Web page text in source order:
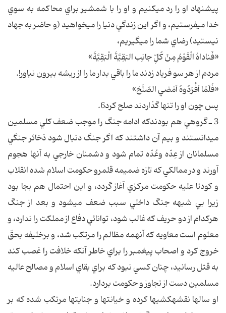
پيشنهاد او را رد مي‎كنيم و او را با شمشير براي محاكمه به سوي
خدا مي‎فرستيم، و اگر اين زندگي دنيا را مي‎خواهيد (و حاضر به جهاد
نيستيد) رضاي شما را مي‎گيريم،
«فَناداهُ الْقَوْمُ مِنْ كُلِّ جانِب البَقِيَّةَ الْبَقِيَّةَ»
مردم از هر سو فرياد زدند ما را باقي بدار ما را از ريشه بيرون نياور!.
«فَلَمّا اَفْرَدُوهُ اَمْضي الصُلْحَ»
پس چون او را تنها گذاردند صلح كرد6.
3 ـ گروهي هم بودندكه ادامه جنگ را موجب ضعف كلي مسلمين
مي‎دانستند و بيم آن داشتند كه اگر جنگ دنبال شود ذخائر جنگي
مسلمانان از عِدّه وعُدّه تمام شود و دشمنان خارجي به آنها هجوم
آورند و در ممالكي كه تازه ضميمه قلمرو حكومت اسلام شده انقلاب
و كودتا عليه حكومت مركزي آغاز گردد، و اين احتمال هم بجا بود
زيرا بي شبهه جنگ داخلي سبب ضعف مي‎شود و بعد از جنگ
هركدام از دو حريف كه غالب شود، توانائي دفاع از مملكت را ندارد، و
معلوم است معاويه كه آنهمه مظالم را مرتكب شد، و برخليفه بحقّ
خروج كرد و اصحاب پيغمبر را براي خاطر آنكه خلافت را غصب كند
به قتل رسانيد، چنان كسي نبود كه براي بقاي اسلام و مصالح عاليه
مسلمين دست از تجاوز و حكومت بردارد.
او سالها نقشه‎كشي‎ها كرده و خيانتها و جنايتها مرتكب شده كه بر